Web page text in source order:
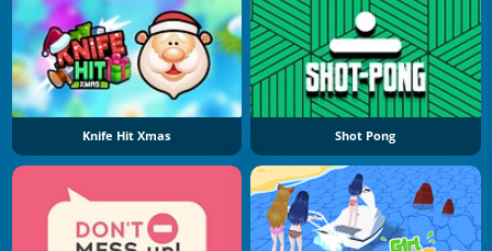
Knife Hit Xmas Shot Pong